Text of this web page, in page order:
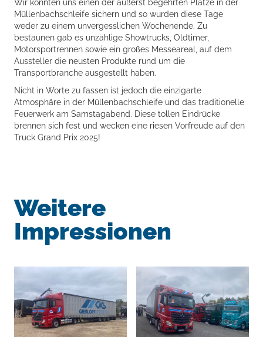
Wir konnten uns einen der äußerst begehrten Plätze in der
Müllenbachschleife sichern und so wurden diese Tage
weder zu einem unvergesslichen Wochenende. Zu
bestaunen gab es unzählige Showtrucks, Oldtimer,
Motorsportrennen sowie ein großes Messeareal, auf dem
Aussteller die neusten Produkte rund um die
Transportbranche ausgestellt haben.
Nicht in Worte zu fassen ist jedoch die einzigarte
Atmosphäre in der Müllenbachschleife und das traditionelle
Feuerwerk am Samstagabend. Diese tollen Eindrücke
brennen sich fest und wecken eine riesen Vorfreude auf den
Truck Grand Prix 2025!
Weitere
Impressionen